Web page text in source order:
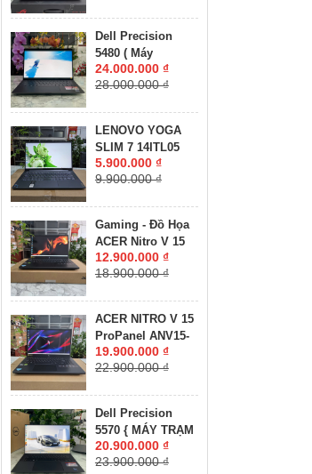
RTX 3070 Ti 8GB
GDDR6 MÀN HÌNH
: 16.0'' Inch
Dell Precision
5480 ( Máy
LikeNew-CHUYÊN
ĐỒ HỌA GIÁ RẺ
512GB RTX A1000
6GB MÀN HÌNH :
14″ FHD IPS 60Hz
24.000.000 ₫
28.000.000 ₫
LENOVO YOGA
SLIM 7 14ITL05
RAM 8GB SSD
512GB MÀN HÌNH :
5.900.000 ₫
9.900.000 ₫
Gaming - Đồ Họa
ACER Nitro V 15
ANV15-41-R2UP
Máy LikeNew-Bảo
16GB SSD 512GB
RTX 2050 4GB
GDDR6 MÀN HÌNH
12.900.000 ₫
18.900.000 ₫
ACER NITRO V 15
ProPanel ANV15-
41-R7CR Máy
LikeNew-Còn Bảo
16GB SSD 512GB
RTX 4050 6GB
GDDR6 VRAM
19.900.000 ₫
22.900.000 ₫
Dell Precision
5570 { MÁY TRẠM
ĐỒ HỌA GIÁ RẺ }
CORE I7-12800H
20.900.000 ₫
23.900.000 ₫